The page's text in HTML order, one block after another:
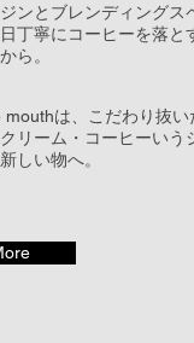
ンとブレンディングス
丁寧にコーヒーを落と
ら。
mouthは、こだわり抜
リーム・コーヒーいう
しい物へ。